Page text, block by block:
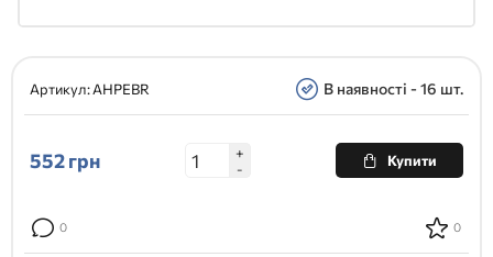
Артикул:AHPEBR В наявності - 16 шт.
552грн
+
-
Купити
0 0